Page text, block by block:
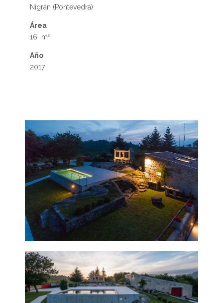
Nigrán (Pontevedra)
Área
16 m²
Año
2017